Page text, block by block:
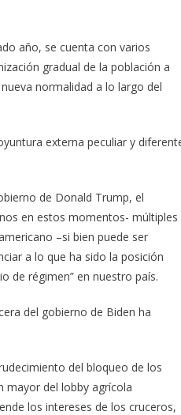
año, se cuenta con varios
gradual de la población a
normalidad a lo largo del
externa peculiar y
de Donald Trump, el
en estos momentos- múltiples
–si bien puede ser
a lo que ha sido la posición
de régimen” en nuestro país.
del gobierno de Biden ha
del bloqueo de los
mayor del lobby agrícola
los intereses de los cruceros,